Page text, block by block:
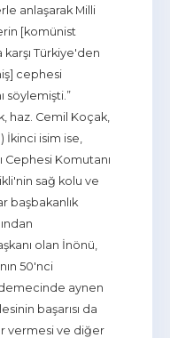
anlaşarak Milli
[komünist
karşı Türkiye'den
cephesi
söylemişti.”
haz. Cemil Koçak,
İkinci isim ise,
Komutanı
sağ kolu ve
başbakanlık
olan İnönü,
50'nci
aynen
başarısı da
vermesi ve diğer